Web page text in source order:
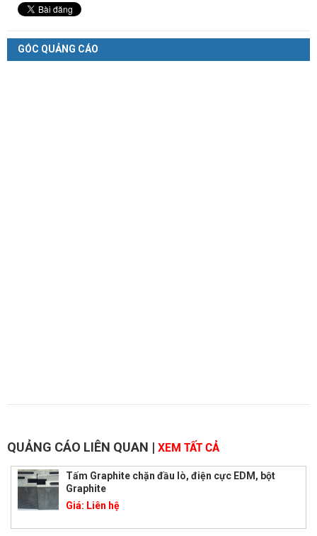
GÓC QUẢNG CÁO
QUẢNG CÁO LIÊN QUAN | XEM TẤT CẢ
Tấm Graphite chặn đầu lò, điện cực EDM, bột
Graphite
Giá: Liên hệ